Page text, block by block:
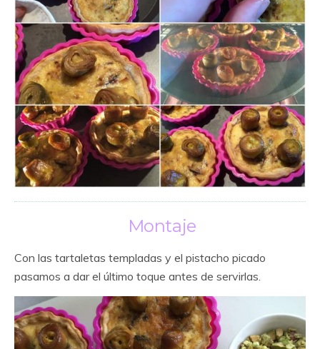
Montaje
Con las tartaletas templadas y el pistacho picado
pasamos a dar el último toque antes de servirlas.